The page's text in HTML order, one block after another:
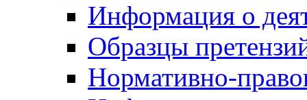
Информация о
Образцы
Нормативно-